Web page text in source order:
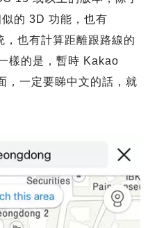
的 3D 功能，也有
也有計算距離跟路線的
樣的是，暫時 Kakao
，一定要睇中文的話，就